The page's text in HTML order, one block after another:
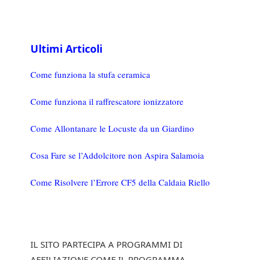
Ultimi Articoli
Come funziona la stufa ceramica
Come funziona il raffrescatore ionizzatore
Come Allontanare le Locuste da un Giardino
Cosa Fare se l’Addolcitore non Aspira Salamoia
Come Risolvere l’Errore CF5 della Caldaia Riello
IL SITO PARTECIPA A PROGRAMMI DI